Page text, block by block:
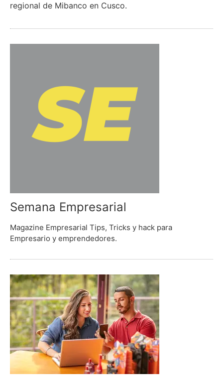
regional de Mibanco en Cusco.
Semana Empresarial
Magazine Empresarial Tips, Tricks y hack para
Empresario y emprendedores.